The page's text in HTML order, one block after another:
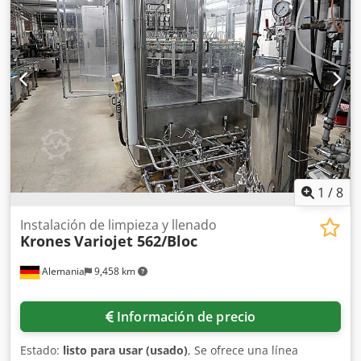
1 /8
Alemania 9,458 km
Instalación de limpieza y llenado
KronesVariojet 562/Bloc
Información de precio
Estado: listo para usar (usado), Se ofrece una línea